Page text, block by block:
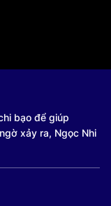
bạo để giúp
xảy ra, Ngọc Nhi